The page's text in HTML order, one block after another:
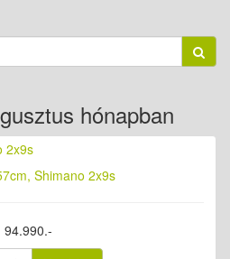
hónapban
Shimano 2x9s
94.990.-